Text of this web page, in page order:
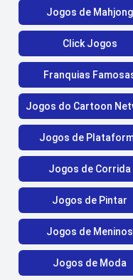
Jogos de Mahjong
Click Jogos
Franquias
Jogos do Cartoon
Jogos de
Jogos de Corrida
Jogos de Pintar
Jogos de Meninos
Jogos de Moda